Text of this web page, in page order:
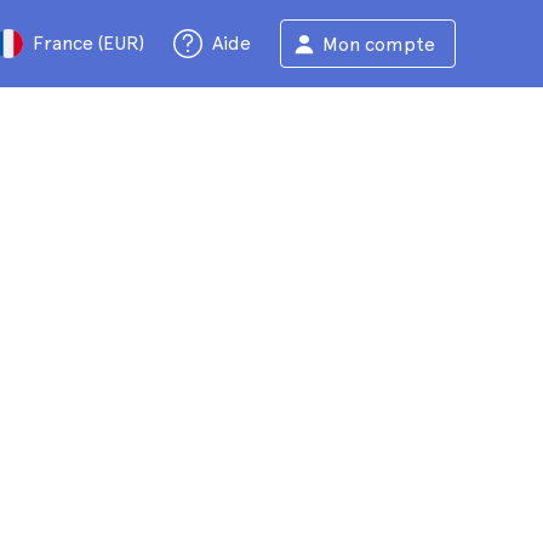
France (EUR) Aide Mon compte